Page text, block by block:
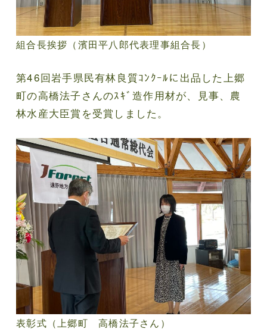
組合長挨拶（濱田平八郎代表理事組合長）
第46回岩手県民有林良質ｺﾝｸｰﾙに出品した上郷
町の高橋法子さんのｽｷﾞ造作用材が、見事、農
林水産大臣賞を受賞しました。
表彰式（上郷町 高橋法子さん）